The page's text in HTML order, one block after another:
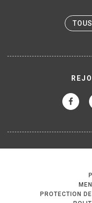
PROTECTION